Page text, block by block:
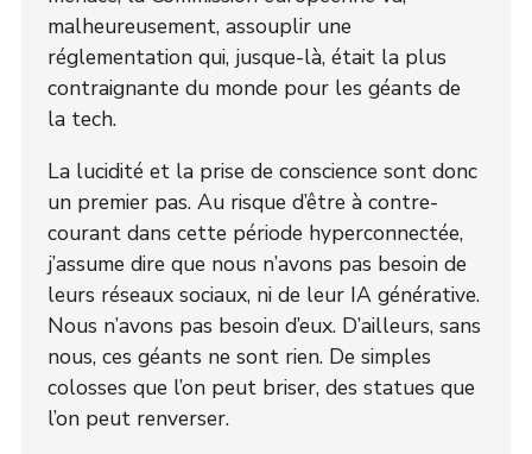
malheureusement, assouplir une
réglementation qui, jusque-là, était la plus
contraignante du monde pour les géants de
la tech.
La lucidité et la prise de conscience sont donc
un premier pas. Au risque d’être à contre-
courant dans cette période hyperconnectée,
j’assume dire que nous n’avons pas besoin de
leurs réseaux sociaux, ni de leur IA générative.
Nous n’avons pas besoin d’eux. D’ailleurs, sans
nous, ces géants ne sont rien. De simples
colosses que l’on peut briser, des statues que
l’on peut renverser.